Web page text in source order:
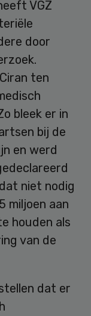
VGZ
door
ten
bleek er in
bij de
en werd
niet nodig
miljoen aan
houden als
van de
dat er